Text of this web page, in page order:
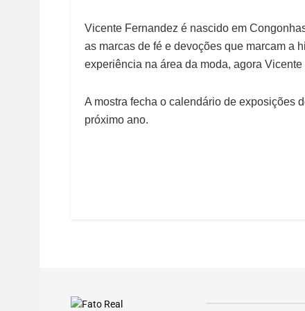
Vicente Fernandez é nascido em
as marcas de fé e devoções que marcam a
experiência na área da moda, agora
A mostra fecha o calendário de exposições
próximo ano.